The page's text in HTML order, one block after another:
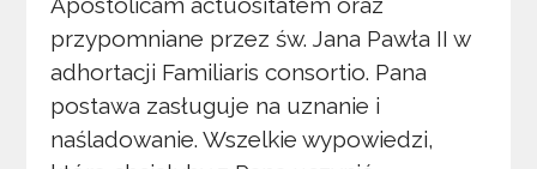
przypomniane przez św. Jana Pawła II w
adhortacji Familiaris consortio. Pana
postawa zasługuje na uznanie i
naśladowanie. Wszelkie wypowiedzi,